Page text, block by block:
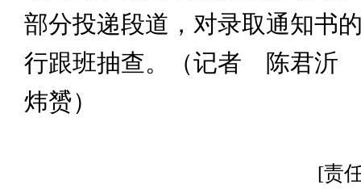
部分投递段道，对录取通知书
行跟班抽查。（记者 陈君
炜赟）
[责